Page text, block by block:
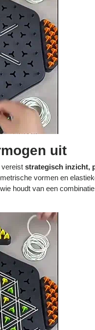
uit
vereist strategisch inzicht,
vormen en
houdt van een